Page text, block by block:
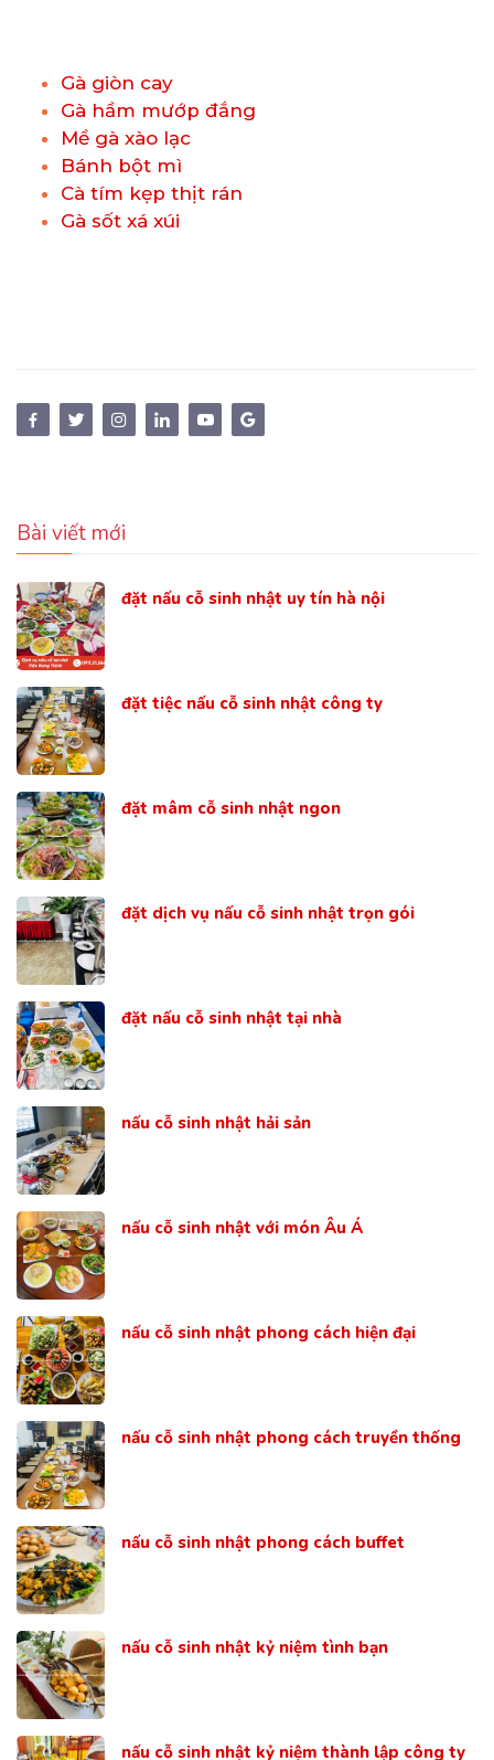
Gà giòn cay
Gà hầm mướp đắng
Mề gà xào lạc
Bánh bột mì
Cà tím kẹp thịt rán
Gà sốt xá xúi
Bài viết mới
đặt nấu cỗ sinh nhật uy tín hà nội
đặt tiệc nấu cỗ sinh nhật công ty
đặt mâm cỗ sinh nhật ngon
đặt dịch vụ nấu cỗ sinh nhật trọn gói
đặt nấu cỗ sinh nhật tại nhà
nấu cỗ sinh nhật hải sản
nấu cỗ sinh nhật với món Âu Á
nấu cỗ sinh nhật phong cách hiện đại
nấu cỗ sinh nhật phong cách truyền thống
nấu cỗ sinh nhật phong cách buffet
nấu cỗ sinh nhật kỷ niệm tình bạn
nấu cỗ sinh nhật kỷ niệm thành lập công ty